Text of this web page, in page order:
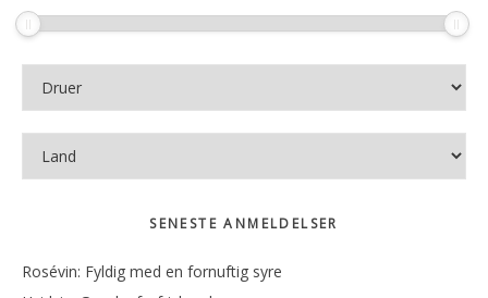
SENESTE ANMELDELSER
Rosévin: Fyldig med en fornuftig syre